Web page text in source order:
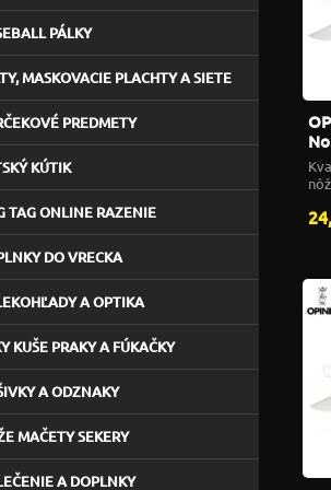
PÁLKY
MASKOVACIE PLACHTY A SIETE
PREDMETY
KÚTIK
TAG ONLINE RAZENIE
DO VRECKA
A OPTIKA
KUŠE PRAKY A FÚKAČKY
A ODZNAKY
MAČETY SEKERY
A DOPLNKY